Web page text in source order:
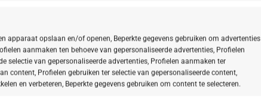
apparaat opslaan en/of openen, Beperkte gegevens gebruiken om advertenties
aanmaken ten behoeve van gepersonaliseerde advertenties, Profielen
selectie van gepersonaliseerde advertenties, Profielen aanmaken ter
content, Profielen gebruiken ter selectie van gepersonaliseerde content,
en verbeteren, Beperkte gegevens gebruiken om content te selecteren.
Make Up